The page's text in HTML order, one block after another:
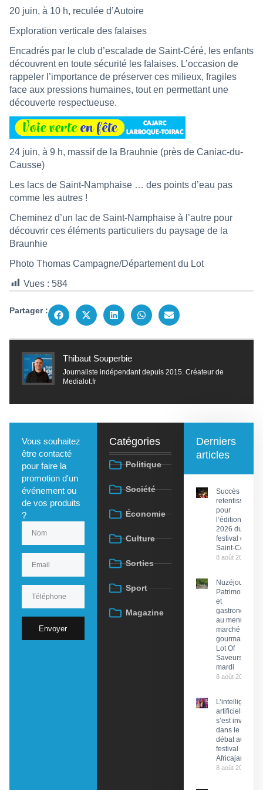
20 juin, à 10 h, reculée d’Autoire
Exploration verticale des falaises
Encadrés par le club d’escalade de Saint-Céré, les enfants
découvrent en toute sécurité les falaises. L’occasion de
rappeler l’importance de préserver ces milieux, fragiles
face aux pressions humaines, tout en permettant une
découverte respectueuse.
24 juin, à 9 h, massif de la Brauhnie (près de Caniac-du-
Causse)
Les lacs de Saint-Namphaise … des points d’eau pas
comme les autres !
Cheminez d’un lac de Saint-Namphaise à l’autre pour
découvrir ces éléments particuliers du paysage de la
Braunhie
Photo Thomas Campagne/Département du Lot
Vues : 584
Partager :
Thibaut Souperbie
Journaliste indépendant depuis 2015. Créateur de
Medialot.fr
Vous souhaitez
être contacté
pour faire la
promotion d'un
événement ou
de vos produits
?
Envoyer
Catégories
Politique
Société
Économie
Culture
Sorties
Sport
Magazine
Derniers
articles
Succès
retentissant
pour
l’édition
2026 du
festival de
Saint-Céré
8 août 2026
Nuzéjouls :
Patrimoine
et
gastronomie
au menu du
marché
gourmand
Lot Of
Saveurs ce
mardi
8 août 2026
L’intelligence
artificielle
s’est invitée
dans le
débat au
festival
Africajarc
8 août 2026